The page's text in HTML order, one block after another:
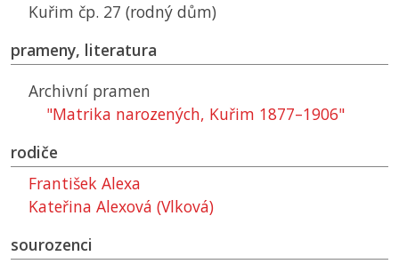
Kuřim čp. 27 (rodný dům)
prameny, literatura
Archivní pramen
"Matrika narozených, Kuřim 1877–1906"
rodiče
František Alexa
Kateřina Alexová (Vlková)
sourozenci